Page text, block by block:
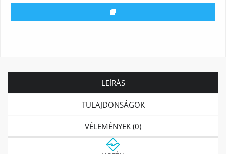
LEÍRÁS
TULAJDONSÁGOK
VÉLEMÉNYEK (0)